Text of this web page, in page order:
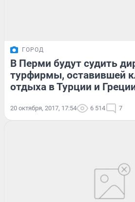
ГОРОД
В Перми будут судить
турфирмы, оставившей
отдыха в Турции и
20 октября, 2017, 17:54 6 514 7